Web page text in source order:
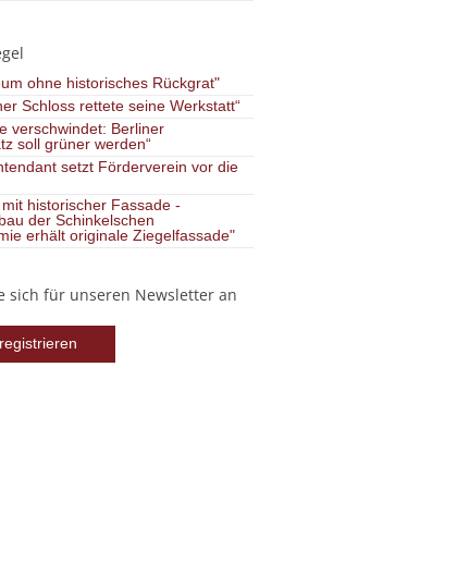
ohne historisches Rückgrat"
Schloss rettete seine Werkstatt“
verschwindet: Berliner
soll grüner werden“
setzt Förderverein vor die
historischer Fassade -
der Schinkelschen
erhält originale Ziegelfassade"
sich für unseren Newsletter an